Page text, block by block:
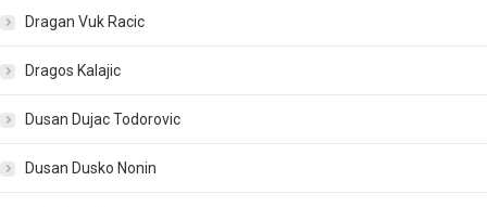
Dragan Vuk Racic
Dragos Kalajic
Dusan Dujac Todorovic
Dusan Dusko Nonin